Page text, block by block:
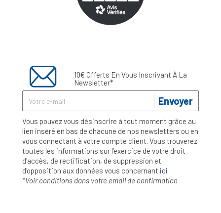
10€ Offerts En Vous Inscrivant À La
Newsletter*
Envoyer
Vous pouvez vous désinscrire à tout moment grâce au
lien inséré en bas de chacune de nos newsletters ou en
vous connectant à votre compte client. Vous trouverez
toutes les informations sur l’exercice de votre droit
d'accès, de rectification, de suppression et
d'opposition aux données vous concernant ici
*Voir conditions dans votre email de confirmation